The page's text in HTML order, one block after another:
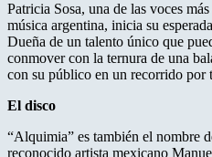
Patricia Sosa, una de las voces
música argentina, inicia su
Dueña de un talento único que
conmover con la ternura de una
con su público en un recorrido por
El disco
“Alquimia” es también el nombre
reconocido artista mexicano